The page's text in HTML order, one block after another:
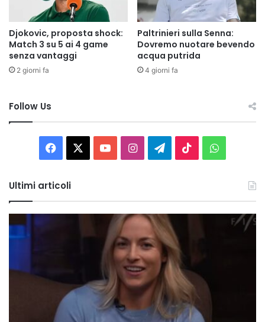
Djokovic, proposta shock:
Match 3 su 5 ai 4 game
senza vantaggi
2 giorni fa
Paltrinieri sulla Senna:
Dovremo nuotare bevendo
acqua putrida
4 giorni fa
Follow Us
Facebook You InstagramTelegram
TikTok
Ultimi articoli